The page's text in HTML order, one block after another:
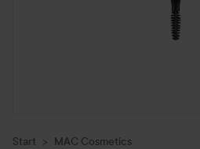
Start MAC Cosmetics